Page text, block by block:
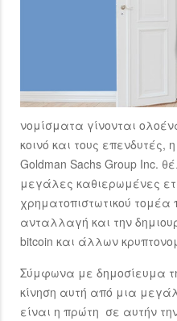
νομίσματα γίνονται
κοινό και τους επενδυτές,
Goldman Sachs Group Inc.
μεγάλες καθιερωμένες
χρηματοπιστωτικού
ανταλλαγή και την
bitcoin και άλλων
Σύμφωνα με δημοσίευμα
κίνηση αυτή από μια
είναι η πρώτη σε αυτήν